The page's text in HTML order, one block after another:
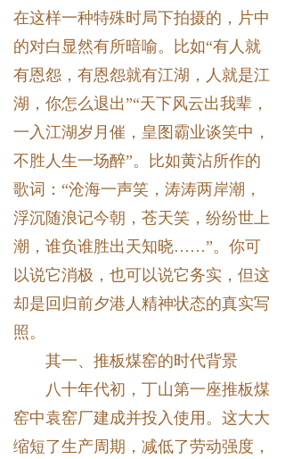
在这样一种特殊时局下拍摄的，片中
的对白显然有所暗喻。比如“有人就
有恩怨，有恩怨就有江湖，人就是江
湖，你怎么退出”“天下风云出我辈，
一入江湖岁月催，皇图霸业谈笑中，
不胜人生一场醉”。比如黄沾所作的
歌词：“沧海一声笑，涛涛两岸潮，
浮沉随浪记今朝，苍天笑，纷纷世上
潮，谁负谁胜出天知晓……”。你可
以说它消极，也可以说它务实，但这
却是回归前夕港人精神状态的真实写
照。
其一、推板煤窑的时代背景
八十年代初，丁山第一座推板煤
窑中袁窑厂建成并投入使用。这大大
缩短了生产周期，减低了劳动强度，